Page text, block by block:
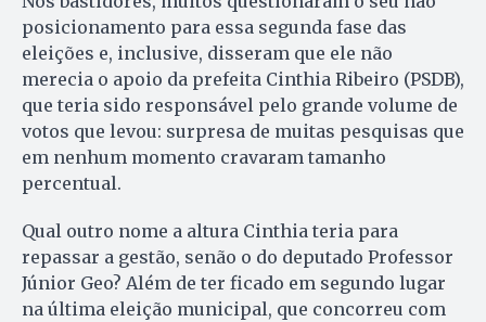
posicionamento para essa segunda fase das
eleições e, inclusive, disseram que ele não
merecia o apoio da prefeita Cinthia Ribeiro (PSDB),
que teria sido responsável pelo grande volume de
votos que levou: surpresa de muitas pesquisas que
em nenhum momento cravaram tamanho
percentual.
Qual outro nome a altura Cinthia teria para
repassar a gestão, senão o do deputado Professor
Júnior Geo? Além de ter ficado em segundo lugar
na última eleição municipal, que concorreu com